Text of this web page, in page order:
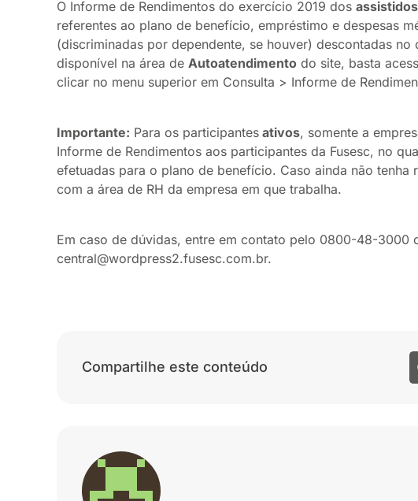
O Informe de Rendimentos do exercício 2019 dos assistidos
referentes ao plano de benefício, empréstimo e despesas
(discriminadas por dependente, se houver) descontadas no
disponível na área de Autoatendimento do site, basta
clicar no menu superior em Consulta > Informe de
Importante: Para os participantes ativos, somente a
Informe de Rendimentos aos participantes da Fusesc, no
efetuadas para o plano de benefício. Caso ainda não tenha
com a área de RH da empresa em que trabalha.
Em caso de dúvidas, entre em contato pelo 0800-48-3000
central@wordpress2.fusesc.com.br.
Compartilhe este conteúdo